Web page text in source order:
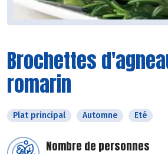
Brochettes
romarin
Plat principal Automne Eté
Nombre de personnes